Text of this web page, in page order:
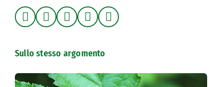
Sullo stesso argomento